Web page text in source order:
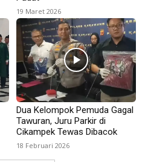
19 Maret 2026
Dua Kelompok Pemuda Gagal
Tawuran, Juru Parkir di
Cikampek Tewas Dibacok
18 Februari 2026